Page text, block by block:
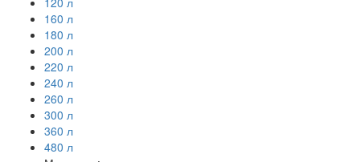
160 л
180 л
200 л
220 л
240 л
260 л
300 л
360 л
480 л